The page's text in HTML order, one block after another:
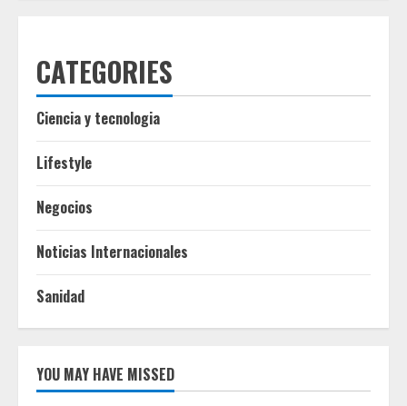
CATEGORIES
Ciencia y tecnologia
Lifestyle
Negocios
Noticias Internacionales
Sanidad
YOU MAY HAVE MISSED